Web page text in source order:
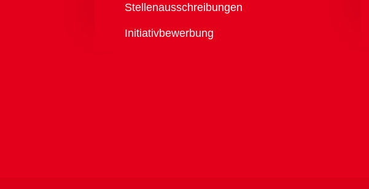
Stellenausschreibungen
Initiativbewerbung